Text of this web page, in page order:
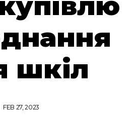
шкіл
FEB 27, 2023